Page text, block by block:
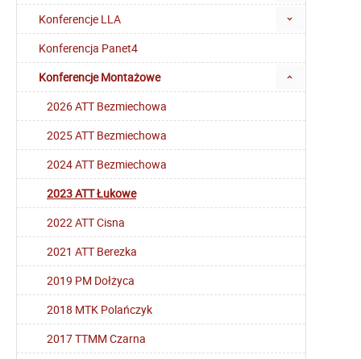
Konferencje LLA
Konferencja Panet4
Konferencje Montażowe
2026 ATT Bezmiechowa
2025 ATT Bezmiechowa
2024 ATT Bezmiechowa
2023 ATT Łukowe
2022 ATT Cisna
2021 ATT Berezka
2019 PM Dołżyca
2018 MTK Polańczyk
2017 TTMM Czarna